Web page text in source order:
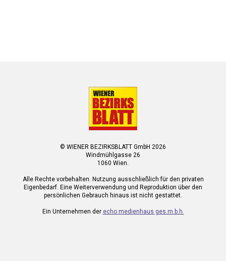
© WIENER BEZIRKSBLATT GmbH 2026
Windmühlgasse 26
1060 Wien.
Alle Rechte vorbehalten. Nutzung ausschließlich für den privaten
Eigenbedarf. Eine Weiterverwendung und Reproduktion über den
persönlichen Gebrauch hinaus ist nicht gestattet.
Ein Unternehmen der echo medienhaus ges.m.b.h.